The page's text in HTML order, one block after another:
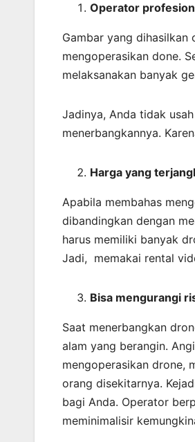
Operator
Gambar yang
mengoperasikan done.
melaksanakan banyak
Jadinya, Anda tidak
menerbangkannya.
Harga yang
Apabila membahas
dibandingkan dengan
harus memiliki banyak
Jadi, memakai rental
Bisa mengurangi
Saat menerbangkan
alam yang berangin.
mengoperasikan drone,
orang disekitarnya.
bagi Anda. Operator
meminimalisir